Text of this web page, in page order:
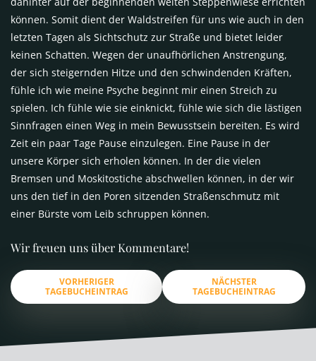
können. Somit dient der Waldstreifen für uns wie auch in den
letzten Tagen als Sichtschutz zur Straße und bietet leider
keinen Schatten. Wegen der unaufhörlichen Anstrengung,
der sich steigernden Hitze und den schwindenden Kräften,
fühle ich wie meine Psyche beginnt mir einen Streich zu
spielen. Ich fühle wie sie einknickt, fühle wie sich die lästigen
Sinnfragen einen Weg in mein Bewusstsein bereiten. Es wird
Zeit ein paar Tage Pause einzulegen. Eine Pause in der
unsere Körper sich erholen können. In der die vielen
Bremsen und Moskitostiche abschwellen können, in der wir
uns den tief in den Poren sitzenden Straßenschmutz mit
einer Bürste vom Leib schruppen können.
Wir freuen uns über Kommentare!
VORHERIGER
TAGEBUCHEINTRAG
NÄCHSTER
TAGEBUCHEINTRAG